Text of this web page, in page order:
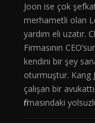
Joon ise çok
merhametli olan
yardım eli uzatır.
Firmasının
kendini bir şey
oturmuştur. Kang
çalışan bir
firmasındaki